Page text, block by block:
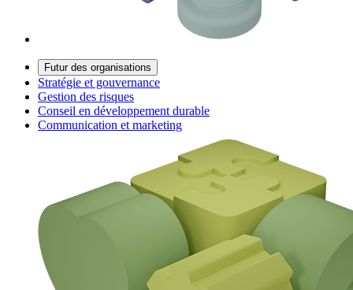
Futur des organisations
Stratégie et gouvernance
Gestion des risques
Conseil en développement durable
Communication et marketing